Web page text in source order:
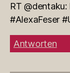
RT
#AlexaFeser
Antworten